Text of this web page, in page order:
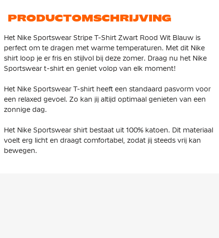
PRODUCTOMSCHRIJVING
Het Nike Sportswear Stripe T-Shirt Zwart Rood Wit Blauw is
perfect om te dragen met warme temperaturen. Met dit Nike
shirt loop je er fris en stijlvol bij deze zomer. Draag nu het Nike
Sportswear t-shirt en geniet volop van elk moment!
Het Nike Sportswear T-shirt heeft een standaard pasvorm voor
een relaxed gevoel. Zo kan jij altijd optimaal genieten van een
zonnige dag.
Het Nike Sportswear shirt bestaat uit 100% katoen. Dit materiaal
voelt erg licht en draagt comfortabel, zodat jij steeds vrij kan
bewegen.